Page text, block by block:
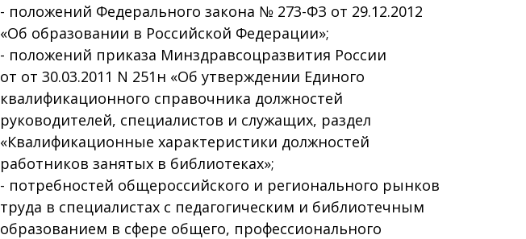
- положений Федерального закона № 273-ФЗ от 29.12.2012
«Об образовании в Российской Федерации»;
- положений приказа Минздравсоцразвития России
от от 30.03.2011 N 251н «Об утверждении Единого
квалификационного справочника должностей
руководителей, специалистов и служащих, раздел
«Квалификационные характеристики должностей
работников занятых в библиотеках»;
- потребностей общероссийского и регионального рынков
труда в специалистах с педагогическим и библиотечным
образованием в сфере общего, профессионального